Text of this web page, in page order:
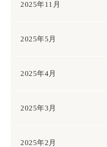
2025年11月
2025年5月
2025年4月
2025年3月
2025年2月